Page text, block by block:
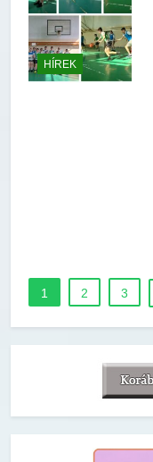
HÍREK
1 2 3